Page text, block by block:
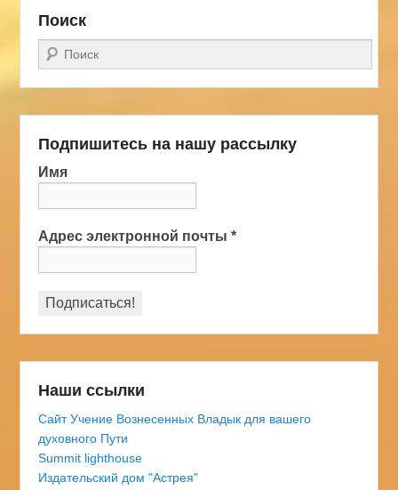
Поиск
Поиск
Подпишитесь на нашу рассылку
Имя
Адрес электронной почты*
Наши ссылки
Сайт Учение Вознесенных Владык для вашего
духовного Пути
Summit lighthouse
Издательский дом "Астрея"